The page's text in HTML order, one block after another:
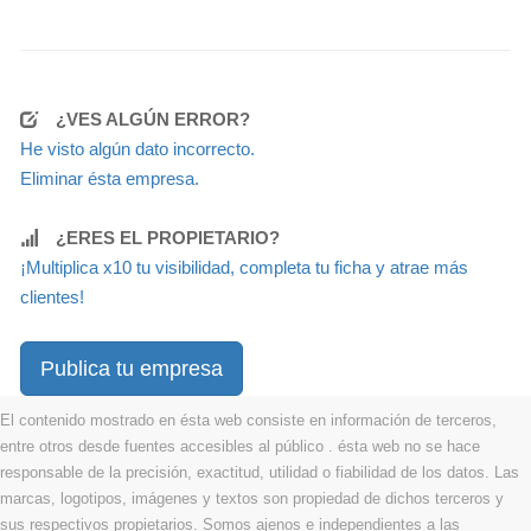
¿VES ALGÚN ERROR?
He visto algún dato incorrecto.
Eliminar ésta empresa.
¿ERES EL PROPIETARIO?
¡Multiplica x10 tu visibilidad, completa tu ficha y atrae más
clientes!
Publica tu empresa
El contenido mostrado en ésta web consiste en información de terceros,
entre otros desde fuentes accesibles al público . ésta web no se hace
responsable de la precisión, exactitud, utilidad o fiabilidad de los datos. Las
marcas, logotipos, imágenes y textos son propiedad de dichos terceros y
sus respectivos propietarios. Somos ajenos e independientes a las